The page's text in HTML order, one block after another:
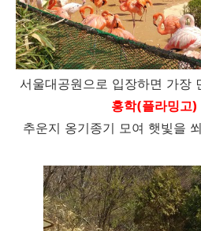
서울대공원으로 입장하면 가장
홍학(플라밍고)
추운지 옹기종기 모여 햇빛을